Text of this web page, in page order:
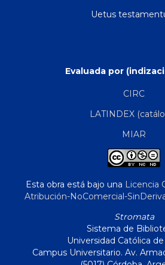
Uetus
Evaluada por
CIRC
LATINDEX
MIAR
Esta obra está bajo una Licencia
Atribución-NoComercial-
Stromata
Sistema de
Universidad Católica
Campus Universitario. Av.